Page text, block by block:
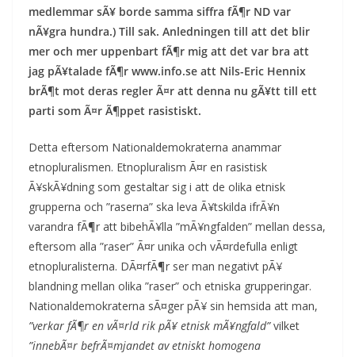
medlemmar sÃ¥ borde samma siffra fÃ¶r ND var
nÃ¥gra hundra.) Till sak. Anledningen till att det blir
mer och mer uppenbart fÃ¶r mig att det var bra att
jag pÃ¥talade fÃ¶r www.info.se att Nils-Eric Hennix
brÃ¶t mot deras regler Ã¤r att denna nu gÃ¥tt till ett
parti som Ã¤r Ã¶ppet rasistiskt.
Detta eftersom Nationaldemokraterna anammar
etnopluralismen. Etnopluralism Ã¤r en rasistisk
Ã¥skÃ¥dning som gestaltar sig i att de olika etnisk
grupperna och ”raserna” ska leva Ã¥tskilda ifrÃ¥n
varandra fÃ¶r att bibehÃ¥lla ”mÃ¥ngfalden” mellan dessa,
eftersom alla ”raser” Ã¤r unika och vÃ¤rdefulla enligt
etnopluralisterna. DÃ¤rfÃ¶r ser man negativt pÃ¥
blandning mellan olika ”raser” och etniska grupperingar.
Nationaldemokraterna sÃ¤ger pÃ¥ sin hemsida att man,
”verkar fÃ¶r en vÃ¤rld rik pÃ¥ etnisk mÃ¥ngfald”vilket
”innebÃ¤r befrÃ¤mjandet av etniskt homogena